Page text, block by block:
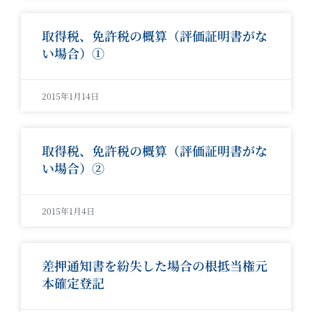
取得税、免許税の概算（評価証明書がな
い場合）①
2015年1月14日
取得税、免許税の概算（評価証明書がな
い場合）②
2015年1月4日
差押通知書を紛失した場合の根抵当権元
本確定登記